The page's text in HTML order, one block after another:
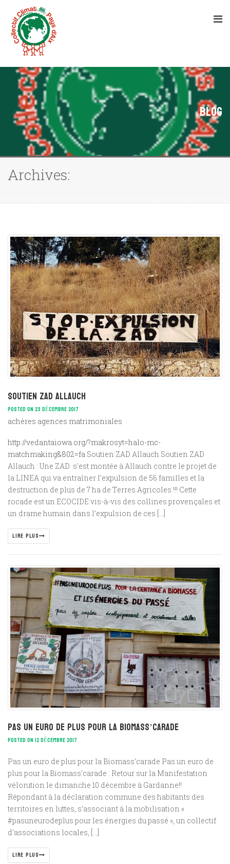
Blog
Archives:
Soutien ZAD Allauch
POSTED ON 23 DÉCEMBRE 2017
achères agences matrimoniales
http://vedantaiowa.org/?makrosyt=halo-mc-
matchmaking&802=fa Soutien ZAD Allauch Soutien ZAD
Allauch : Une ZAD s’est montée à Allauch contre le projet de
la LINEA qui va entraîner l’expulsion de 56 familles et la
destruction de plus de 7 ha de Terres Agricoles !!! Cette
rocade est un ECOCIDE vis-à-vis des collines provençales et
un drame humain dans l’expulsion de ces […]
LIRE PLUS
Pas un euro de plus pour la Biomass’carade
POSTED ON 12 DÉCEMBRE 2017
Pas un euro de plus pour la Biomass’carade Pas un euro de
plus pour la Biomass’carade : Retour sur la Manifestation
vélorution le dimanche 10 décembre à Gardanne!!
Répondant à la déclaration commune des habitants des
territoires en luttes, s’associant à la mobilisation «
#pasuneurodeplus pour les énergies du passé », un collectif
d’associations locales, […]
LIRE PLUS